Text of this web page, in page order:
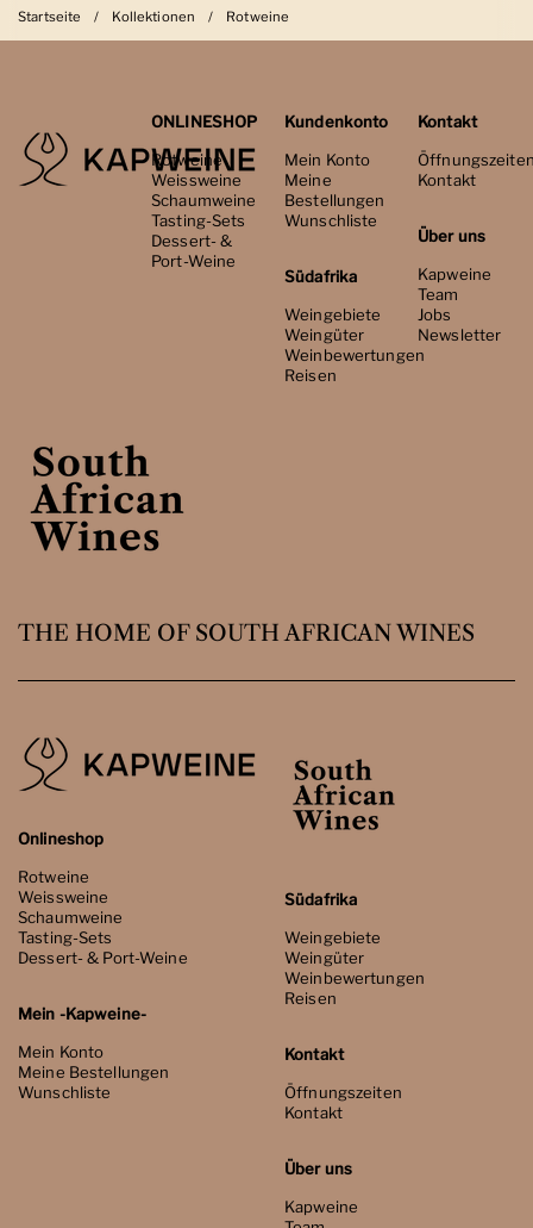
Startseite / Kollektionen / Rotweine
ONLINESHOP
Rotweine
Weissweine
Schaumweine
Tasting-Sets
Dessert- &
Port-Weine
Kundenkonto
Mein Konto
Meine
Bestellungen
Wunschliste
Südafrika
Weingebiete
Weingüter
Weinbewertungen
Reisen
Kontakt
Kontakt
Über uns
Kapweine
Team
Jobs
Newsletter
THE HOME OF SOUTH AFRICAN WINES
Onlineshop
Rotweine
Weissweine
Schaumweine
Tasting-Sets
Dessert- & Port-Weine
Mein -Kapweine-
Mein Konto
Meine Bestellungen
Wunschliste
Südafrika
Weingebiete
Weingüter
Weinbewertungen
Reisen
Kontakt
Öffnungszeiten
Kontakt
Über uns
Kapweine